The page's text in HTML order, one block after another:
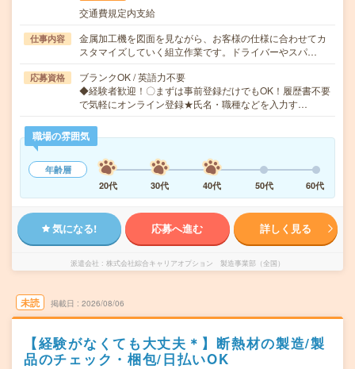
交通費規定内支給
仕事内容
金属加工機を図面を見ながら、お客様の仕様に合わせてカ
スタマイズしていく組立作業です。ドライバーやスパ…
応募資格
ブランクOK / 英語力不要
◆経験者歓迎！〇まずは事前登録だけでもOK！履歴書不要
で気軽にオンライン登録★氏名・職種などを入力す…
職場の雰囲気
年齢層
20代
30代 40代 50代 60代
気になる! 応募へ進む 詳しく見る
派遣会社 株式会社綜合キャリアオプション 製造事業部（全国）
未読 掲載日 2026/08/06
【経験がなくても大丈夫＊】断熱材の製造/製
品のチェック・梱包/日払いOK